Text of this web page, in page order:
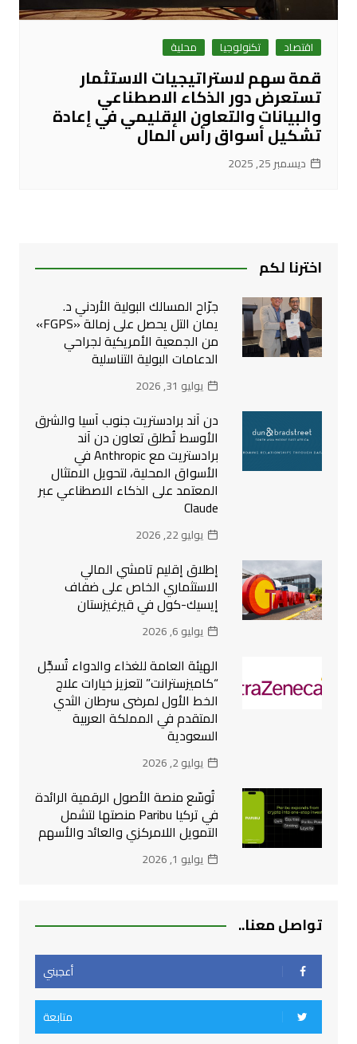
اقتصاد تكنولوجيا محلية
قمة سهم لاستراتيجيات الاستثمار
تستعرض دور الذكاء الاصطناعي
والبيانات والتعاون الإقليمي في إعادة
تشكيل أسواق رأس المال
ديسمبر 25, 2025
اخترنا لكم
جرّاح المسالك البولية الأردني د.
يمان التل يحصل على زمالة «FGPS»
من الجمعية الأمريكية لجراحي
الدعامات البولية التناسلية
يوليو 31, 2026
دن آند برادستريت جنوب آسيا والشرق
الأوسط تُطلق تعاون دن آند
برادستريت مع Anthropic في
الأسواق المحلية، لتحويل الامتثال
المعتمد على الذكاء الاصطناعي عبر
Claude
يوليو 22, 2026
إطلاق إقليم تامشي المالي
الاستثماري الخاص على ضفاف
إيسيك-كول في قيرغيزستان
يوليو 6, 2026
الهيئة العامة للغذاء والدواء تُسجِّل
“كاميزسترانت” لتعزيز خيارات علاج
الخط الأول لمرضى سرطان الثدي
المتقدم في المملكة العربية
السعودية
يوليو 2, 2026
تُوسّع منصة الأصول الرقمية الرائدة
في تركيا Paribu منصتها لتشمل
التمويل اللامركزي والعائد والأسهم
يوليو 1, 2026
تواصل معنا..
أعجبني
متابعة